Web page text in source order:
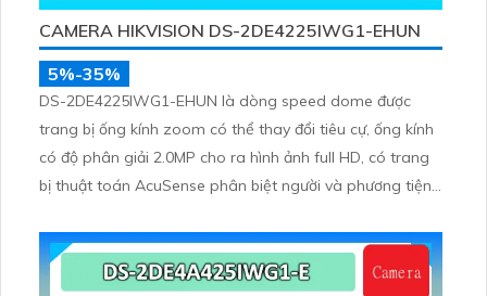
CAMERA HIKVISION DS-2DE4225IWG1-EHUN
5%-35%
DS-2DE4225IWG1-EHUN là dòng speed dome được
trang bị ống kính zoom có thể thay đổi tiêu cự, ống kính
có độ phân giải 2.0MP cho ra hình ảnh full HD, có trang
bị thuật toán AcuSense phân biệt người và phương tiện,
đêm bằng hồng ngoại 100m